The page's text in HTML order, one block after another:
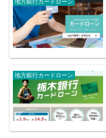
地方銀行カードローン
地方銀行カードローン